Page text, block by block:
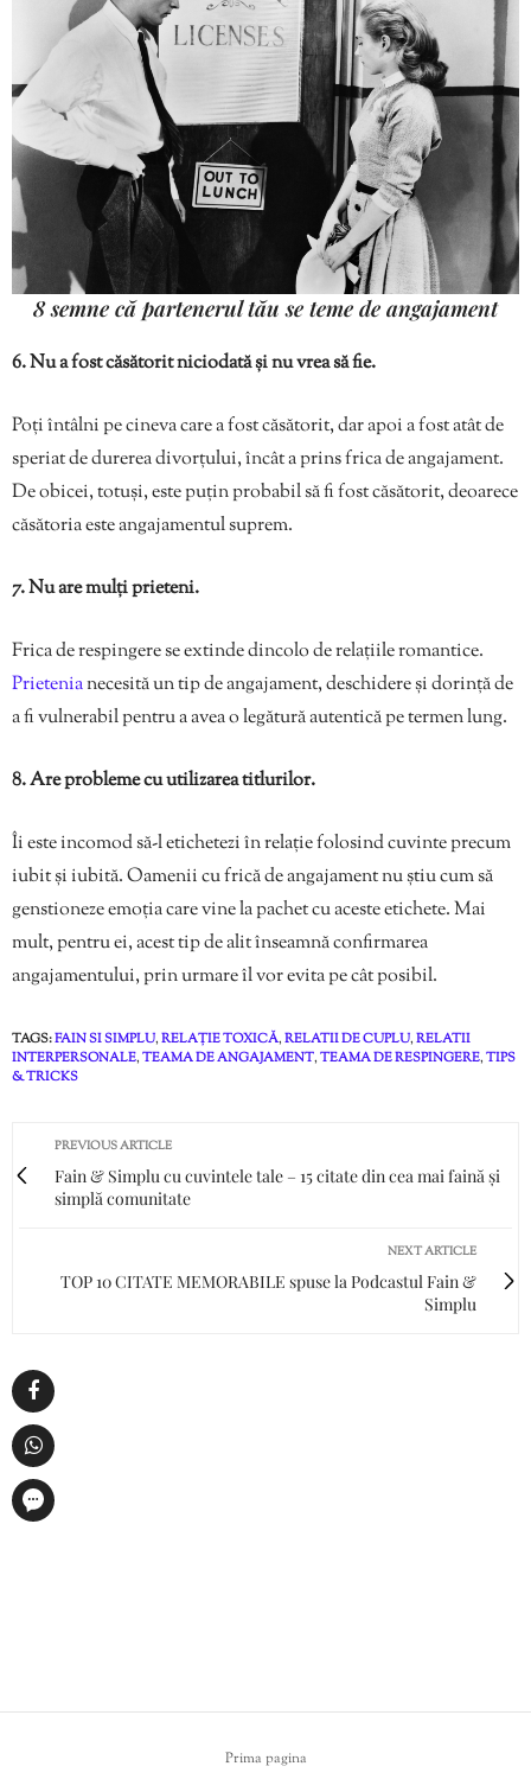
8 semne că partenerul tău se teme de angajament
6. Nu a fost căsătorit niciodată și nu vrea să fie.
Poți întâlni pe cineva care a fost căsătorit, dar apoi a fost atât de
speriat de durerea divorțului, încât a prins frica de angajament.
De obicei, totuși, este puțin probabil să fi fost căsătorit, deoarece
căsătoria este angajamentul suprem.
7. Nu are mulți prieteni.
Frica de respingere se extinde dincolo de relațiile romantice.
Prietenianecesită un tip de angajament, deschidere și dorință de
a fi vulnerabil pentru a avea o legătură autentică pe termen lung.
8. Are probleme cu utilizarea titlurilor.
Îi este incomod să-l etichetezi în relație folosind cuvinte precum
iubit și iubită. Oamenii cu frică de angajament nu știu cum să
genstioneze emoția care vine la pachet cu aceste etichete. Mai
mult, pentru ei, acest tip de alit înseamnă confirmarea
angajamentului, prin urmare îl vor evita pe cât posibil.
TAGS:FAIN SI SIMPLU,RELAȚIE TOXICĂ,RELATII DE CUPLU,RELATII
INTERPERSONALE,TEAMA DE ANGAJAMENT,TEAMA DE RESPINGERE,TIPS
& TRICKS
PREVIOUS ARTICLE
Fain & Simplu cu cuvintele tale – 15 citate din cea mai faină și
simplă comunitate
NEXT ARTICLE
TOP 10 CITATE MEMORABILE spuse la Podcastul Fain &
Simplu
Prima pagina